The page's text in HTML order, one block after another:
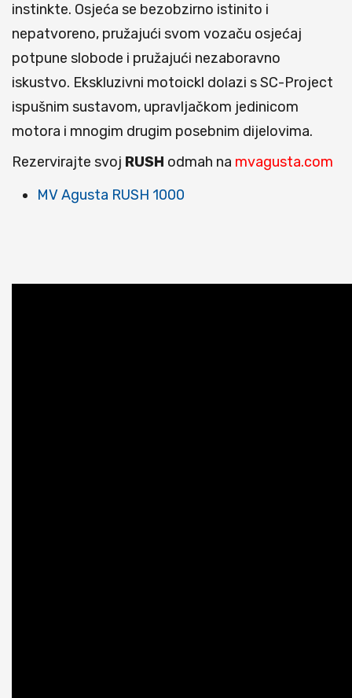
instinkte. Osjeća se bezobzirno istinito i
nepatvoreno, pružajući svom vozaču osjećaj
potpune slobode i pružajući nezaboravno
iskustvo. Ekskluzivni motoickl dolazi s SC-Project
ispušnim sustavom, upravljačkom jedinicom
motora i mnogim drugim posebnim dijelovima.
Rezervirajte svoj RUSH odmah na mvagusta.com
MV Agusta RUSH 1000